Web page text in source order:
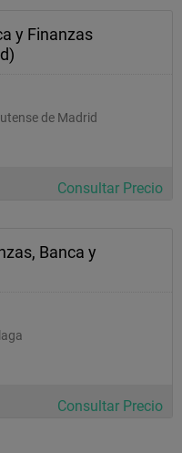
y Finanzas
de Madrid
Consultar Precio
Banca y
Consultar Precio